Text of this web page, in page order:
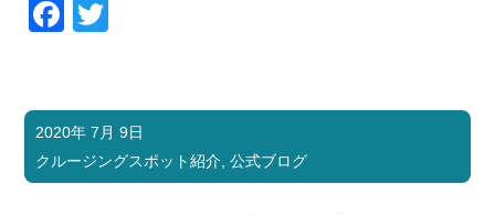
Facebook
2020年 7月 9日
クルージングスポット紹介 ,公式ブログ